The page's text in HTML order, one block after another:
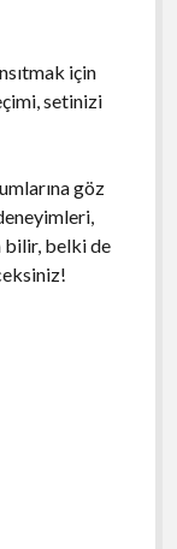
için
setinizi
göz
bilir, belki de